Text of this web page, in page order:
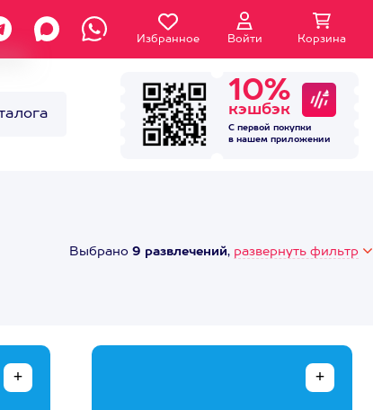
Избранное Войти Корзина
10%
кэшбэк
С первой покупки
в нашем приложении
Выбрано 9 развлечений, развернуть фильтр